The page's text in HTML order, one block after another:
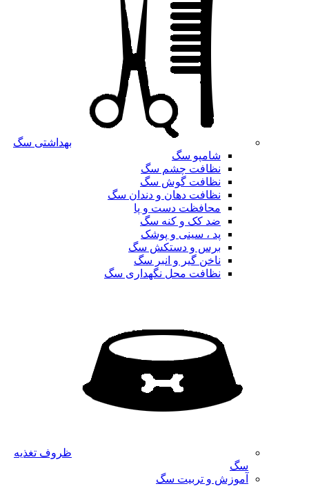
بهداشتی سگ
شامپو سگ
نظافت چشم سگ
نظافت گوش سگ
نظافت دهان و دندان سگ
محافظت دست و پا
ضد کک و کنه سگ
پد ، سینی و پوشک
برس و دستکش سگ
ناخن گیر و انبر سگ
نظافت محل نگهداری سگ
ظروف تغذیه
سگ
آموزش و تربیت سگ